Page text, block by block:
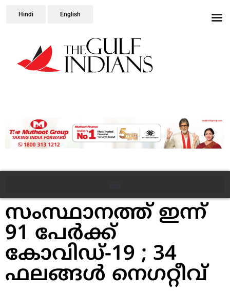
Hindi English
സംസ്ഥാനത്ത് ഇന്ന്
91 പേര്‍ക്ക്
കോവിഡ്-19 ; 34
ഫലങ്ങള്‍ നെഗറ്റീവ്